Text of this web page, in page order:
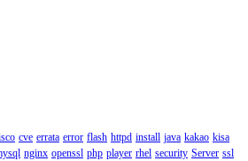
cve errata error flash httpd install java kakao kisa
nginx openssl php player rhel security Server ssl